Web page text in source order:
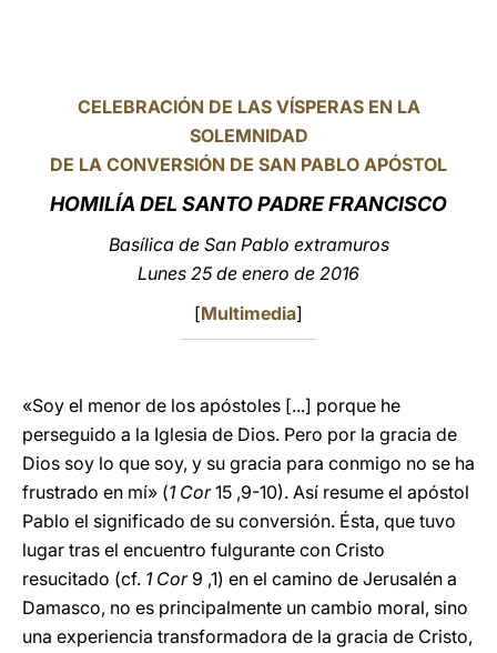
LATINE
CELEBRACIÓN DE LAS VÍSPERAS EN LA
SOLEMNIDAD
DE LA CONVERSIÓN DE SAN PABLO APÓSTOL
HOMILÍA DEL SANTO PADRE FRANCISCO
Basílica de San Pablo extramuros
Lunes 25 de enero de 2016
[Multimedia]
«Soy el menor de los apóstoles [...] porque he
perseguido a la Iglesia de Dios. Pero por la gracia de
Dios soy lo que soy, y su gracia para conmigo no se ha
frustrado en mí» (1 Cor15 ,9-10). Así resume el apóstol
Pablo el significado de su conversión. Ésta, que tuvo
lugar tras el encuentro fulgurante con Cristo
resucitado (cf. 1 Cor9 ,1) en el camino de Jerusalén a
Damasco, no es principalmente un cambio moral, sino
una experiencia transformadora de la gracia de Cristo,